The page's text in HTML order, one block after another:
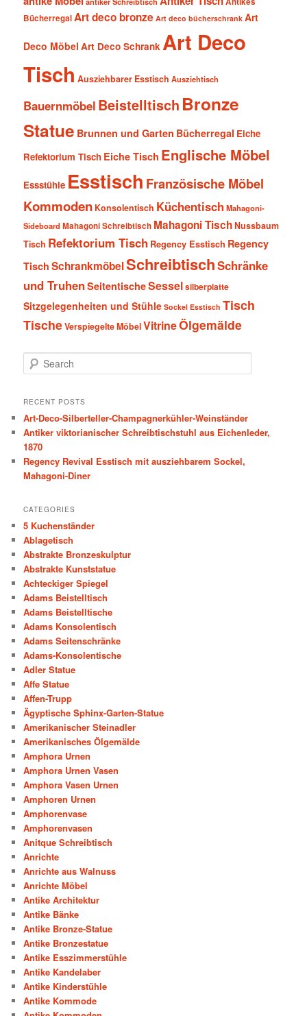
BücherregalArt deco bronze Art deco bücherschrank Art
Deco Möbel Art Deco Schrank Art Deco
Tisch Ausziehbarer Esstisch Ausziehtisch
Bauernmöbel Beistelltisch Bronze
Statue Brunnen und Garten Bücherregal Eiche
Refektorium Tisch Eiche Tisch Englische Möbel
Essstühle Esstisch Französische Möbel
Kommoden Konsolentisch Küchentisch Mahagoni-
SideboardMahagoni Schreibtisch Mahagoni TischNussbaum
Tisch Refektorium Tisch Regency Esstisch Regency
Tisch SchrankmöbelSchreibtischSchränke
und TruhenSeitentischeSesselsilberplatte
Sitzgelegenheiten und Stühle Sockel Esstisch Tisch
TischeVerspiegelte MöbelVitrineÖlgemälde
e
r
h
RECENT POSTS
Art-Deco-Silberteller-Champagnerkühler-Weinständer
Antiker viktorianischer Schreibtischstuhl aus Eichenleder,
1870
Regency Revival Esstisch mit ausziehbarem Sockel,
Mahagoni-Diner
CATEGORIES
5 Kuchenständer
Ablagetisch
Abstrakte Bronzeskulptur
Abstrakte Kunststatue
Achteckiger Spiegel
Adams Beistelltisch
Adams Beistelltische
Adams Konsolentisch
Adams Seitenschränke
Adams-Konsolentische
Adler Statue
Affe Statue
Affen-Trupp
Ägyptische Sphinx-Garten-Statue
Amerikanischer Steinadler
Amerikanisches Ölgemälde
Amphora Urnen
Amphora Urnen Vasen
Amphora Vasen Urnen
Amphoren Urnen
Amphorenvase
Amphorenvasen
Anitque Schreibtisch
Anrichte
Anrichte aus Walnuss
Anrichte Möbel
Antike Architektur
Antike Bänke
Antike Bronze-Statue
Antike Bronzestatue
Antike Esszimmerstühle
Antike Kandelaber
Antike Kinderstühle
Antike Kommode